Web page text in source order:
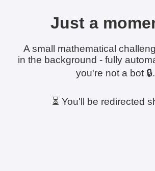
Just a
A small mathematical
in the background - fully
you're not a bot 🔒.
⏳ You'll be redirected